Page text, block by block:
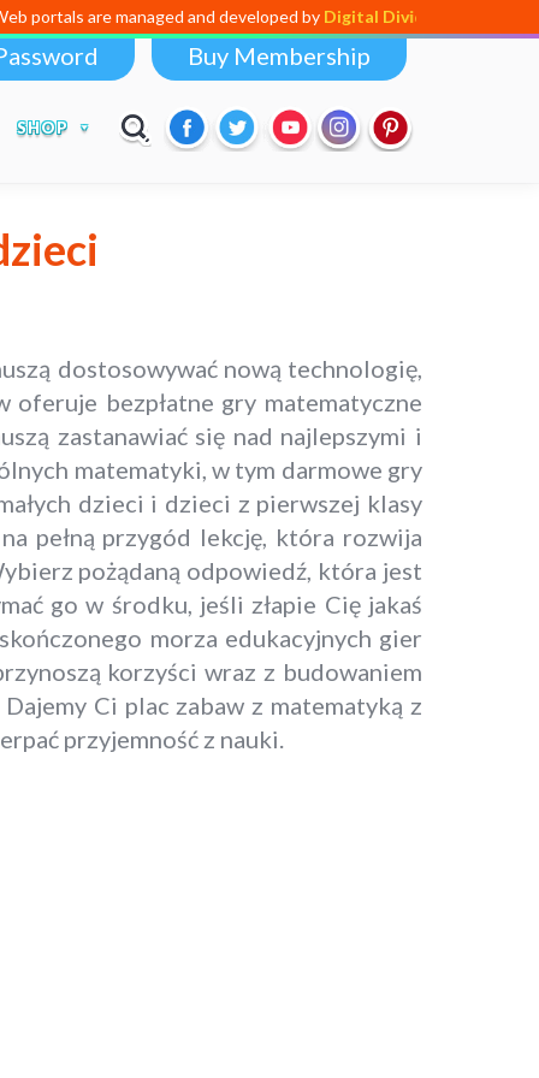
are managed and developed byDigital Dividend
Buy Membership
SHOP
dostosowywać nową technologię,
bezpłatne gry matematyczne
zastanawiać się nad najlepszymi i
matematyki, w tym darmowe gry
dzieci i dzieci z pierwszej klasy
pełną przygód lekcję, która rozwija
pożądaną odpowiedź, która jest
go w środku, jeśli złapie Cię jakaś
morza edukacyjnych gier
korzyści wraz z budowaniem
Ci plac zabaw z matematyką z
przyjemność z nauki.